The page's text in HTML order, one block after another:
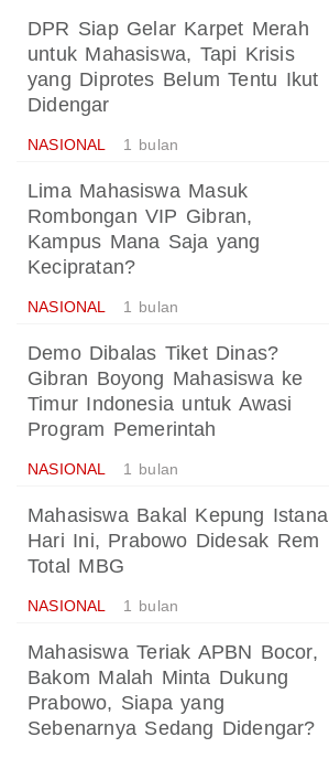
DPR Siap Gelar Karpet Merah
untuk Mahasiswa, Tapi Krisis
yang Diprotes Belum Tentu Ikut
Didengar
NASIONAL 1 bulan
Lima Mahasiswa Masuk
Rombongan VIP Gibran,
Kampus Mana Saja yang
Kecipratan?
NASIONAL 1 bulan
Demo Dibalas Tiket Dinas?
Gibran Boyong Mahasiswa ke
Timur Indonesia untuk Awasi
Program Pemerintah
NASIONAL 1 bulan
Mahasiswa Bakal Kepung Istana
Hari Ini, Prabowo Didesak Rem
Total MBG
NASIONAL 1 bulan
Mahasiswa Teriak APBN Bocor,
Bakom Malah Minta Dukung
Prabowo, Siapa yang
Sebenarnya Sedang Didengar?